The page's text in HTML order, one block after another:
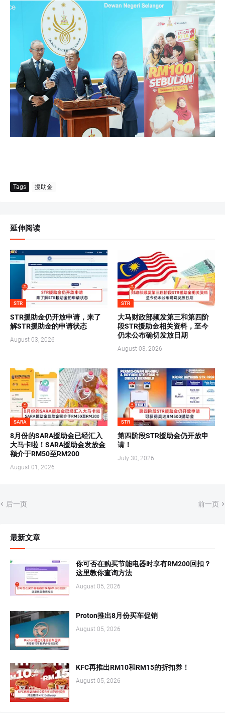
Tags 援助金
延伸阅读
STR
STR援助金仍开放申请，来了
解STR援助金的申请状态
August 03, 2026
STR
大马财政部频发第三和第四阶
段STR援助金相关资料，至今
仍未公布确切发放日期
August 03, 2026
SARA
8月份的SARA援助金已经汇入
大马卡啦！SARA援助金发放金
额介于RM50至RM200
August 01, 2026
STR
第四阶段STR援助金仍开放申
请！
July 30, 2026
后一页 前一页
最新文章
你可否在购买节能电器时享有RM200回扣？
这里教你查询方法
August 05, 2026
Proton推出8月份买车促销
August 05, 2026
KFC再推出RM10和RM15的折扣券！
August 05, 2026